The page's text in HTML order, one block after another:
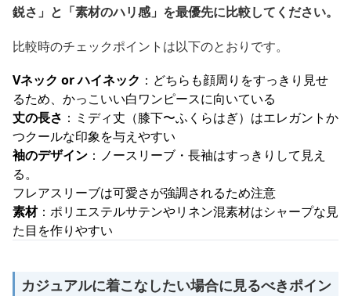
鋭さ」と「素材のハリ感」を最優先に比較してください。
比較時のチェックポイントは以下のとおりです。
Vネック or ハイネック ：どちらも顔周りをすっきり見せ
るため、かっこいい白ワンピースに向いている
丈の長さ ：ミディ丈（膝下〜ふくらはぎ）はエレガントか
つクールな印象を与えやすい
袖のデザイン ：ノースリーブ・長袖はすっきりして見え
る。
フレアスリーブは可愛さが強調されるため注意
素材：ポリエステルサテンやリネン混素材はシャープな見
た目を作りやすい
カジュアルに着こなしたい場合に見るべきポイン